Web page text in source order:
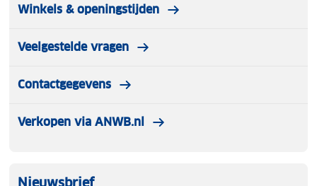
Winkels & openingstijden
Veelgestelde vragen
Contactgegevens
Verkopen via ANWB.nl
Nieuwsbrief